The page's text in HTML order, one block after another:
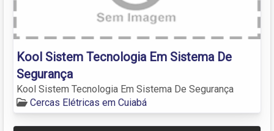
Kool Sistem Tecnologia Em Sistema De
Segurança
Kool Sistem Tecnologia Em Sistema De Segurança
Cercas Elétricas em Cuiabá